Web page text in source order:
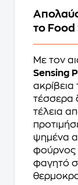
το Food
Με τον
Sensing
ακρίβεια
τέσσερα
τέλεια
ψημένα
φούρνος
φαγητό